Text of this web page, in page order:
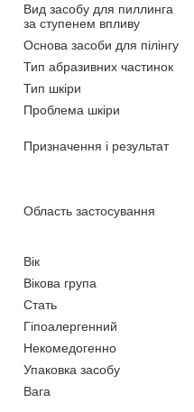
Вид засобу для пиллинга
за ступенем впливу
Основа засоби для пілінгу
Тип абразивних частинок
Тип шкіри
Проблема шкіри
Призначення і результат
Область застосування
Вік
Вікова група
Стать
Гіпоалергенний
Некомедогенно
Упаковка засобу
Вага